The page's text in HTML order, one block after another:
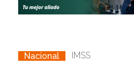
Nacional IMSS